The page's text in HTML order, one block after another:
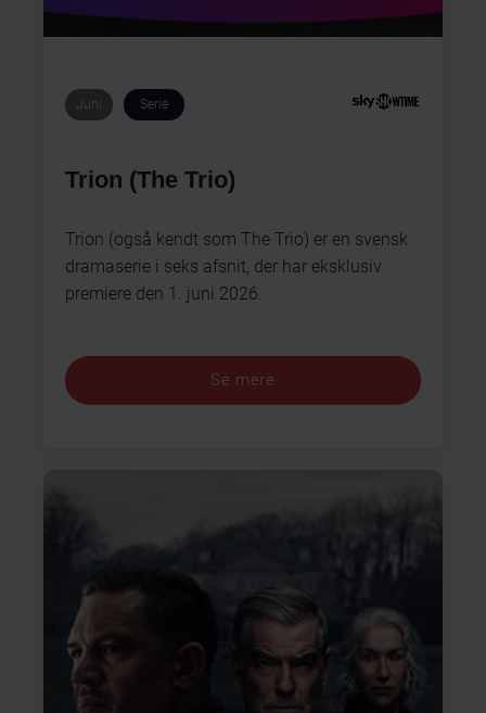
Juni Serie
Trion (The Trio)
Trion (også kendt som The Trio) er en svensk
dramaserie i seks afsnit, der har eksklusiv
premiere den 1. juni 2026.
Se mere